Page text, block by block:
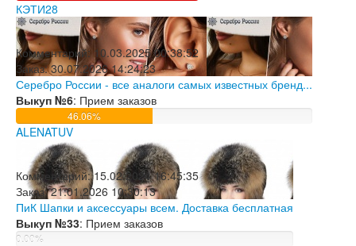
КЭТИ28
Комментарий:10.03.2025 00:38:52
Заказ:30.07.2026 14:24:23
Серебро России - все аналоги самых известных бренд...
Выкуп №6: Прием заказов
46.06%
ALENATUV
Комментарий:15.02.2024 16:45:35
Заказ:21.01.2026 10:30:13
ПиК Шапки и аксессуары всем. Доставка бесплатная
Выкуп №33: Прием заказов
0.00%